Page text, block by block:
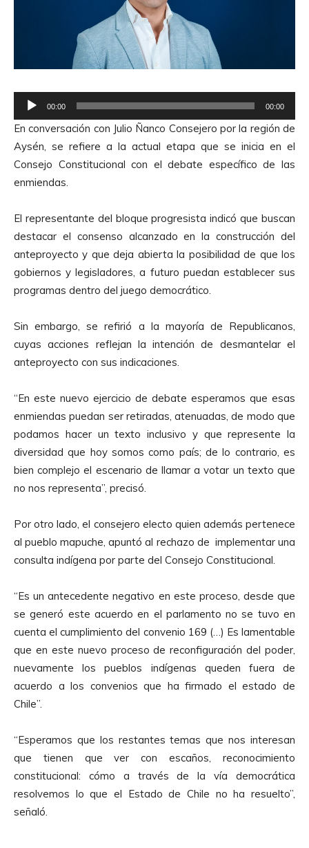
e
p
r
o
d
c
t
o
r
d
A
u
d
o
00:00 00:00
En conversación con Julio Ñanco Consejero por la región de
Aysén, se refiere a la actual etapa que se inicia en el
Consejo Constitucional con el debate específico de las
enmiendas.
El representante del bloque progresista indicó que buscan
destacar el consenso alcanzado en la construcción del
anteproyecto y que deja abierta la posibilidad de que los
gobiernos y legisladores, a futuro puedan establecer sus
programas dentro del juego democrático.
Sin embargo, se refirió a la mayoría de Republicanos,
cuyas acciones reflejan la intención de desmantelar el
anteproyecto con sus indicaciones.
“En este nuevo ejercicio de debate esperamos que esas
enmiendas puedan ser retiradas, atenuadas, de modo que
podamos hacer un texto inclusivo y que represente la
diversidad que hoy somos como país; de lo contrario, es
bien complejo el escenario de llamar a votar un texto que
no nos representa”, precisó.
Por otro lado, el consejero electo quien además pertenece
al pueblo mapuche, apuntó al rechazo de implementar una
consulta indígena por parte del Consejo Constitucional.
“Es un antecedente negativo en este proceso, desde que
se generó este acuerdo en el parlamento no se tuvo en
cuenta el cumplimiento del convenio 169 (…) Es lamentable
que en este nuevo proceso de reconfiguración del poder,
nuevamente los pueblos indígenas queden fuera de
acuerdo a los convenios que ha firmado el estado de
Chile”.
“Esperamos que los restantes temas que nos interesan
que tienen que ver con escaños, reconocimiento
constitucional: cómo a través de la vía democrática
resolvemos lo que el Estado de Chile no ha resuelto”,
señaló.